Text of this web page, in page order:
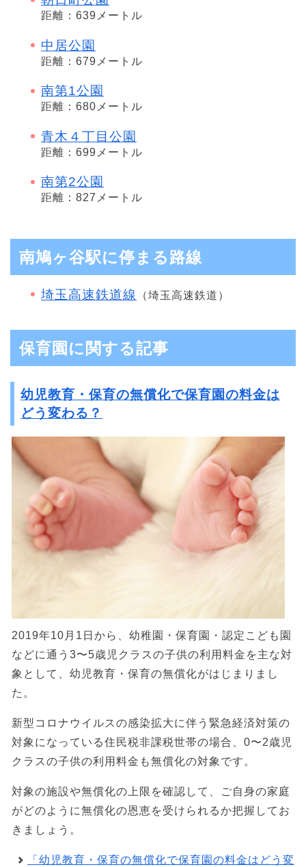
距離：639メートル
中居公園
距離：679メートル
南第1公園
距離：680メートル
青木４丁目公園
距離：699メートル
南第2公園
距離：827メートル
南鳩ヶ谷駅に停まる路線
埼玉高速鉄道線 （埼玉高速鉄道）
保育園に関する記事
幼児教育・保育の無償化で保育園の料金は
どう変わる？
2019年10月1日から、幼稚園・保育園・認定こども園
などに通う3〜5歳児クラスの子供の利用料金を主な対
象として、幼児教育・保育の無償化がはじまりまし
た。
新型コロナウイルスの感染拡大に伴う緊急経済対策の
対象になっている住民税非課税世帯の場合、0〜2歳児
クラスの子供の利用料金も無償化の対象です。
対象の施設や無償化の上限を確認して、ご自身の家庭
がどのように無償化の恩恵を受けられるか把握してお
きましょう。
「幼児教育・保育の無償化で保育園の料金はどう変